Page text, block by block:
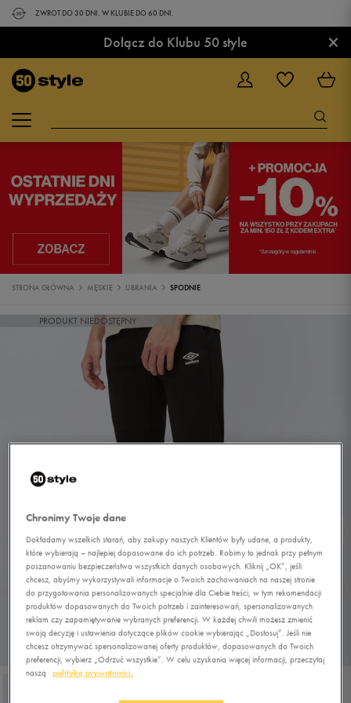
ZWROT DO 30 DNI. W KLUBIE DO 60 DNI.
Dołącz do Klubu 50 style ×
STRONA GŁÓWNA MĘSKIE UBRANIA SPODNIE
PRODUKT NIEDOSTĘPNY
Chronimy Twoje dane
Dokładamy wszelkich starań, aby zakupy naszych Klientów były udane, a produkty,
które wybierają – najlepiej dopasowane do ich potrzeb. Robimy to jednak przy pełnym
poszanowaniu bezpieczeństwa wszystkich danych osobowych. Kliknij „OK”, jeśli
chcesz, abyśmy wykorzystywali informacje o Twoich zachowaniach na naszej stronie
do przygotowania personalizowanych specjalnie dla Ciebie treści, w tym rekomendacji
produktów dopasowanych do Twoich potrzeb i zainteresowań, spersonalizowanych
reklam czy zapamiętywanie wybranych preferencji. W każdej chwili możesz zmienić
swoją decyzję i ustawienia dotyczące plików cookie wybierając „Dostosuj”. Jeśli nie
chcesz otrzymywać spersonalizowanej oferty produktów, dopasowanych do Twoich
preferencji, wybierz „Odrzuć wszystkie”. W celu uzyskania więcej informacji, przeczytaj
naszą
politykę prywatności.